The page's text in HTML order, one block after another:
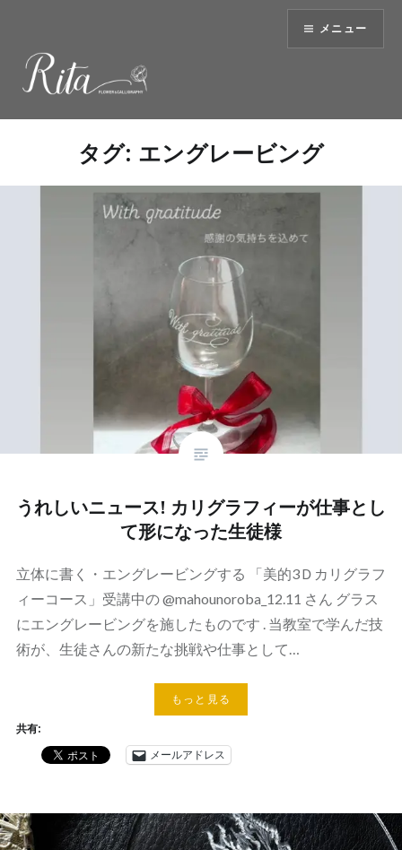
へ
ッ
メニュー
タグ: エングレービング
うれしいニュース! カリグラフィーが仕事とし
て形になった生徒様
立体に書く・エングレービングする 「美的3Ｄカリグラフ
ィーコース」受講中の @mahounoroba_12.11 さん グラス
にエングレービングを施したものです . 当教室で学んだ技
術が、生徒さんの新たな挑戦や仕事として…
もっと見る
共有:
メールアドレス